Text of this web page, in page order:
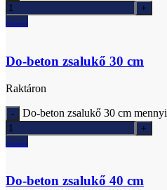
Ajánlatkérés
Do-beton zsalukő 30 cm
Raktáron
Do-beton zsalukő 30 cm
Ajánlatkérés
Do-beton zsalukő 40 cm